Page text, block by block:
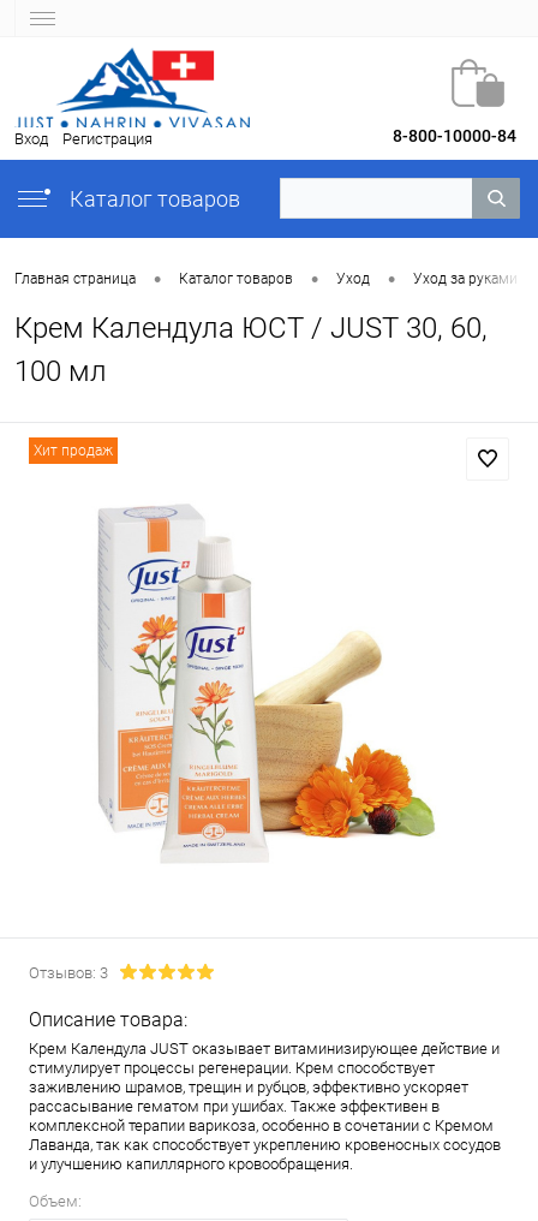
Вход Регистрация 8-800-10000-84
Каталог товаров
Главная страница • Каталог товаров • Уход • Уход за руками
Крем Календула ЮСТ / JUST 30, 60,
100 мл
Хит продаж
Отзывов: 3
Описание товара:
Крем Календула JUST оказывает витаминизирующее действие и
стимулирует процессы регенерации. Крем способствует
заживлению шрамов, трещин и рубцов, эффективно ускоряет
рассасывание гематом при ушибах. Также эффективен в
комплексной терапии варикоза, особенно в сочетании с Кремом
Лаванда, так как способствует укреплению кровеносных сосудов
и улучшению капиллярного кровообращения.
Объем: